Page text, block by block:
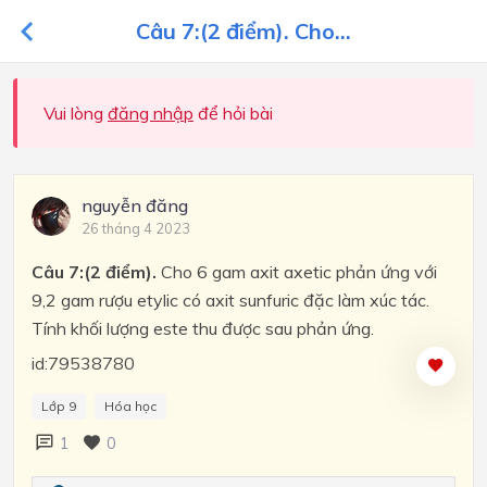
Câu 7:(2 điểm). Cho...
Vui lòng đăng nhập để hỏi bài
nguyễn đăng
26 tháng 4 2023
Câu 7:(2 điểm). Cho 6 gam axit axetic phản ứng với
9,2 gam rượu etylic có axit sunfuric đặc làm xúc tác.
Tính khối lượng este thu được sau phản ứng.
id:79538780
Lớp 9 Hóa học
1 0